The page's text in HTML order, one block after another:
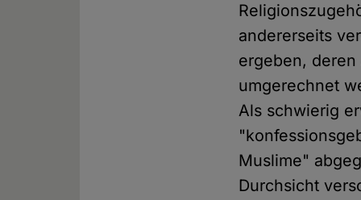
andererseits
ergeben,
umgerechnet
Als schwierig
Muslime"
Durchsicht